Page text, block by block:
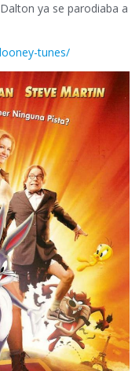
ya se parodiaba a
tunes/